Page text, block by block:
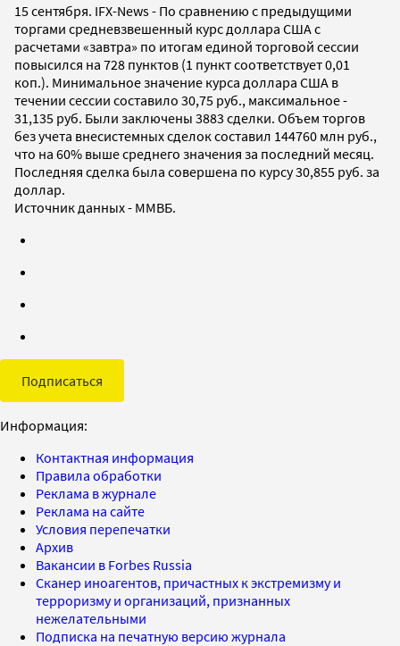
15 сентября. IFX-News - По сравнению с предыдущими
торгами средневзвешенный курс доллара США с
расчетами «завтра» по итогам единой торговой сессии
повысился на 728 пунктов (1 пункт соответствует 0,01
коп.). Минимальное значение курса доллара США в
течении сессии составило 30,75 руб., максимальное -
31,135 руб. Были заключены 3883 сделки. Объем торгов
без учета внесистемных сделок составил 144760 млн руб.,
что на 60% выше среднего значения за последний месяц.
Последняя сделка была совершена по курсу 30,855 руб. за
доллар.
Источник данных - ММВБ.
Подписаться
Информация:
Контактная информация
Правила обработки
Реклама в журнале
Реклама на сайте
Условия перепечатки
Архив
Вакансии в Forbes Russia
Сканер иноагентов, причастных к экстремизму и
терроризму и организаций, признанных
нежелательными
Подписка на печатную версию журнала